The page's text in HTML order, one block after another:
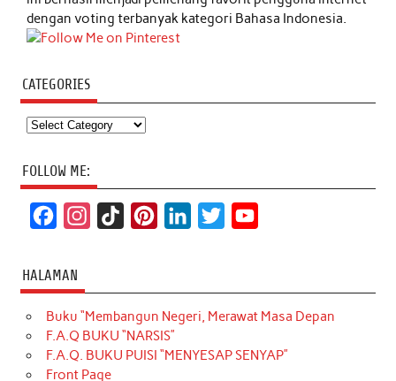
dengan voting terbanyak kategori Bahasa Indonesia.
CATEGORIES
Categories
FOLLOW ME:
c
e
b
o
o
t
a
g
r
T
o
k
t
e
r
k
e
d
t
t
e
T
u
b
HALAMAN
Buku “Membangun Negeri, Merawat Masa Depan
F.A.Q BUKU “NARSIS”
F.A.Q. BUKU PUISI “MENYESAP SENYAP”
Front Page